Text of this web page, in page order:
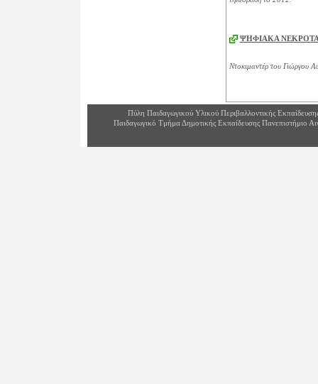
ΨΗΦΙΑΚΑ
Ντοκιμαντέρ του Γιώργου
Πύλη Παιδαγωγικού Υλικού Περιβαλλοντικής
Παιδαγωγικό Τμήμα Δημοτικής Εκπαίδευσης Πανεπιστήμιο